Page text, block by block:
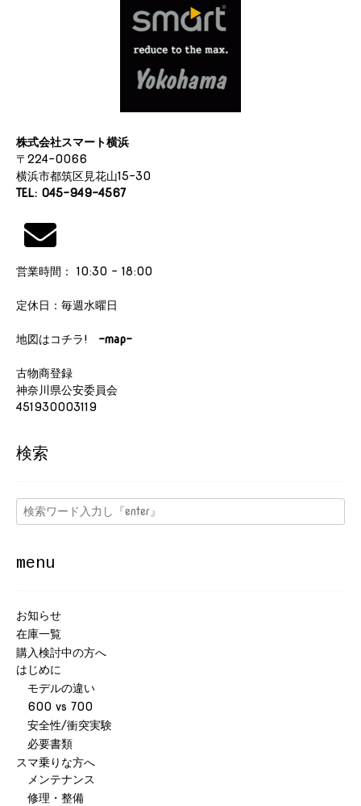
株式会社スマート横浜
〒224-0066
横浜市都筑区見花山15-30
TEL: 045-949-4567
営業時間： 10:30 - 18:00
定休日：毎週水曜日
地図はコチラ! -map-
古物商登録
神奈川県公安委員会
451930003119
検索
menu
お知らせ
在庫一覧
購入検討中の方へ
はじめに
モデルの違い
600 vs 700
安全性/衝突実験
必要書類
スマ乗りな方へ
メンテナンス
修理・整備